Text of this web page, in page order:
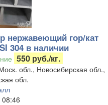
нержавеющий гор/кат
304 в наличии
550 руб./кг.
обл., Новосибирская обл.,
обл.